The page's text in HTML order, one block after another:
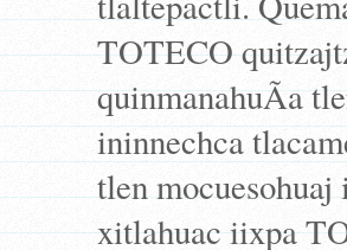
TOTECO
quinmanahuÃ­a
ininnechca
tlen
xitlahuac iixpa